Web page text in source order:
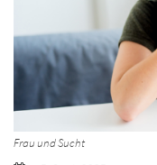
Frau und Sucht